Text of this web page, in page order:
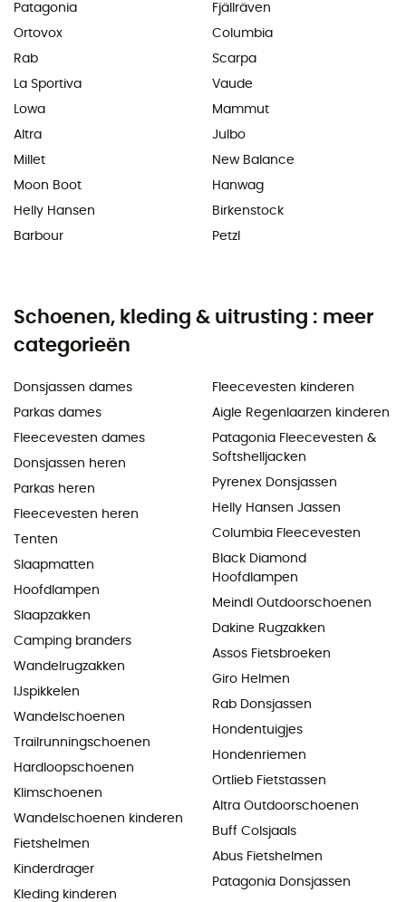
Patagonia
Ortovox
Rab
La Sportiva
Lowa
Altra
Millet
Moon Boot
Helly Hansen
Barbour
Fjällräven
Columbia
Scarpa
Vaude
Mammut
Julbo
New Balance
Hanwag
Birkenstock
Petzl
Schoenen, kleding & uitrusting : meer
categorieën
Donsjassen dames
Parkas dames
Fleecevesten dames
Donsjassen heren
Parkas heren
Fleecevesten heren
Tenten
Slaapmatten
Hoofdlampen
Slaapzakken
Camping branders
Wandelrugzakken
IJspikkelen
Wandelschoenen
Trailrunningschoenen
Hardloopschoenen
Klimschoenen
Wandelschoenen kinderen
Fietshelmen
Kinderdrager
Kleding kinderen
Fleecevesten kinderen
Aigle Regenlaarzen kinderen
Patagonia Fleecevesten &
Softshelljacken
Pyrenex Donsjassen
Helly Hansen Jassen
Columbia Fleecevesten
Black Diamond
Hoofdlampen
Meindl Outdoorschoenen
Dakine Rugzakken
Assos Fietsbroeken
Giro Helmen
Rab Donsjassen
Hondentuigjes
Hondenriemen
Ortlieb Fietstassen
Altra Outdoorschoenen
Buff Colsjaals
Abus Fietshelmen
Patagonia Donsjassen